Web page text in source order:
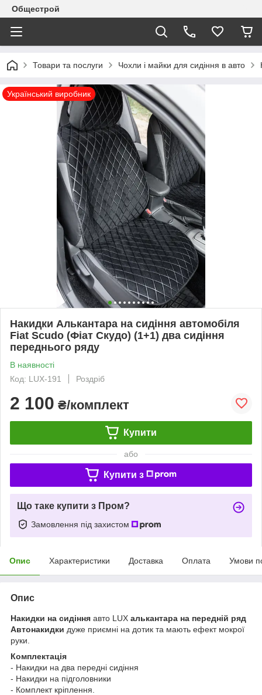
Общестрой
Товари та послуги Чохли і майки для сидіння в авто
Український виробник
Накидки Алькантара на сидіння автомобіля
Fiat Scudo (Фіат Скудо) (1+1) два сидіння
переднього ряду
В наявності
Код: LUX-191
Роздріб
2 100 ₴/комплект
Купити
або
Купити з
Що таке купити з Пром?
Замовлення під захистом
Опис Характеристики Доставка Оплата Умови
Опис
Накидки на сидіння авто LUX алькантара на передній ряд
Автонакидки дуже приємні на дотик та мають ефект мокрої
руки.
Комплектація
- Накидки на два передні сидіння
- Накидки на підголовники
- Комплект кріплення.